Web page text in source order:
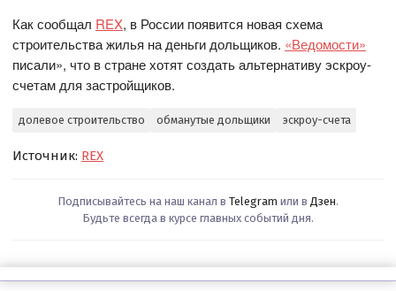
Как сообщал REX, в России появится новая схема
строительства жилья на деньги дольщиков. «Ведомости»
писали», что в стране хотят создать альтернативу эскроу-
счетам для застройщиков.
долевое строительство обманутые дольщики эскроу-счета
Источник: REX
Подписывайтесь на наш канал в Telegram или в Дзен.
Будьте всегда в курсе главных событий дня.